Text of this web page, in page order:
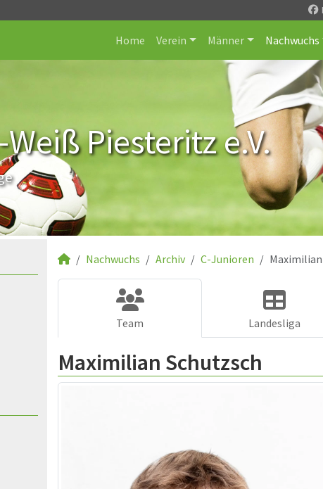
Home Verein Männer Nachwuchs
Piesteritz e.V.
Nachwuchs Archiv C-Junioren
Team Landesliga
Maximilian Schutzsch